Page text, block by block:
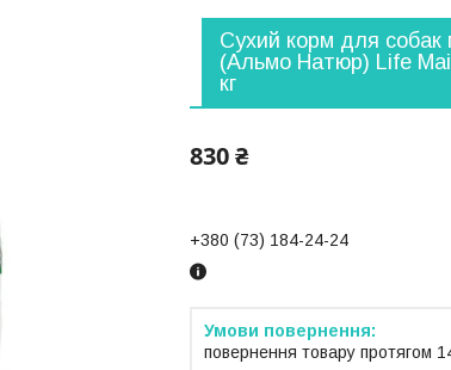
Сухий корм для собак
(Альмо Натюр) Life
кг
830 ₴
+380 (73) 184-24-24
повернення товару протягом